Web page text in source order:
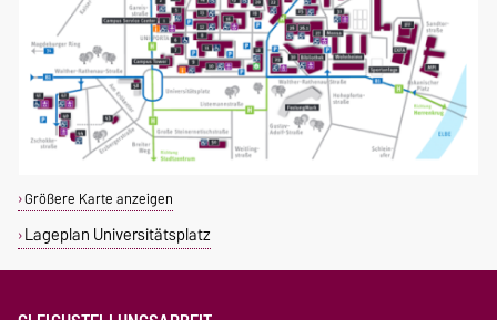
Größere Karte anzeigen
Lageplan Universitätsplatz